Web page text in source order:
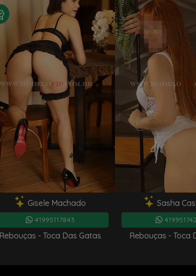
Sasha Castellani
41995174240
Rebouças - Toca Das Gatas Rebouças